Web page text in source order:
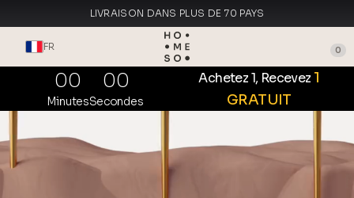
LIVRAISON DANS PLUS DE 70 PAYS
FABRIQUÉ EN ITALIE
FR
0
00
Minutes
00
Secondes
Achetez 1, Recevez 1
GRATUIT